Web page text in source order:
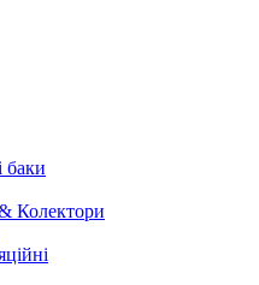
баки
Колектори